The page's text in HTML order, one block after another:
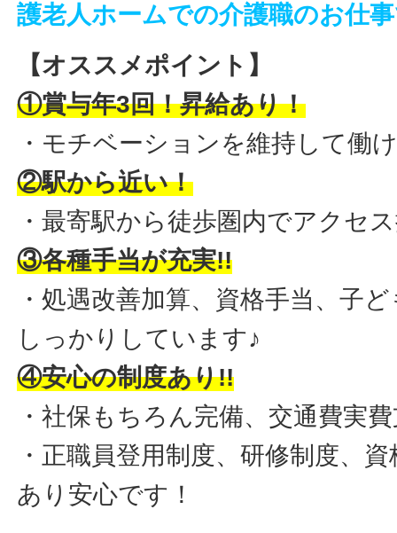
護老人ホームでの介護職のお仕
【オススメポイント】
①賞与年3回！昇給あり！
・モチベーションを維持して働
②駅から近い！
・最寄駅から徒歩圏内でアクセ
③各種手当が充実!!
・処遇改善加算、資格手当、子
しっかりしています♪
④安心の制度あり!!
・社保もちろん完備、交通費実
・正職員登用制度、研修制度、
あり安心です！